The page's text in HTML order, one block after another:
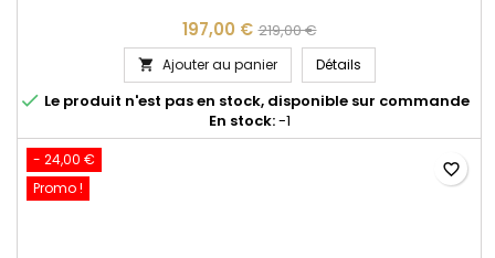
197,00 € 219,00 €
 Ajouter au panier DétailsCarabine Rossi
 Le produit n'est pas en stock, disponible sur commande
En stock:-1
- 24,00 €
Promo !
favorite_border